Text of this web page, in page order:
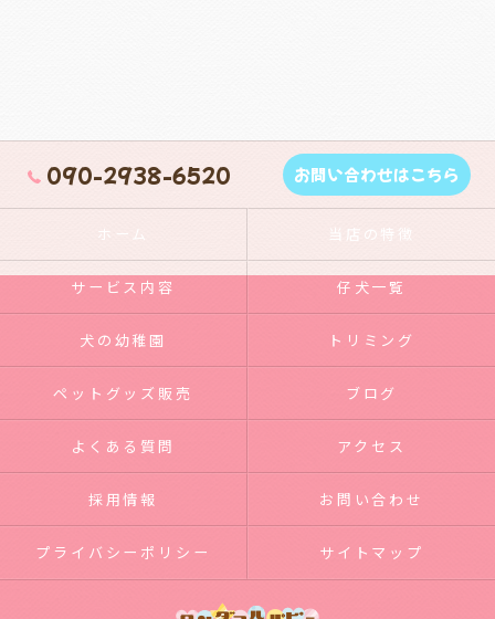
090-2938-6520 お問い合わせはこちら
ホーム 当店の特徴
サービス内容 仔犬一覧
犬の幼稚園 トリミング
ペットグッズ販売 ブログ
よくある質問 アクセス
採用情報 お問い合わせ
プライバシーポリシー サイトマップ